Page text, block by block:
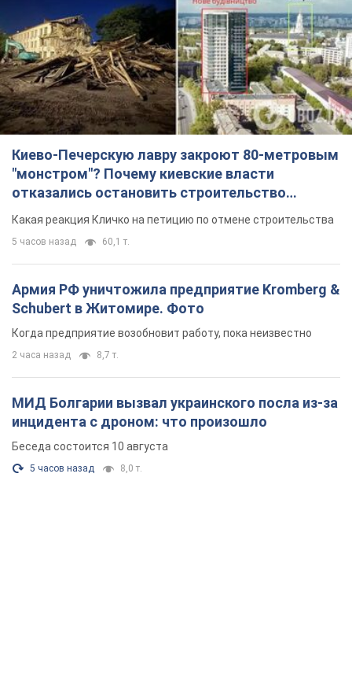
Киево-Печерскую лавру закроют 80-метровым
"монстром"? Почему киевские власти
отказались остановить строительство
небоскреба "московского верующего"
Какая реакция Кличко на петицию по отмене строительства
5 часов назад 60,1 т.
Армия РФ уничтожила предприятие Kromberg &
Schubert в Житомире. Фото
Когда предприятие возобновит работу, пока неизвестно
2 часа назад 8,7 т.
МИД Болгарии вызвал украинского посла из-за
инцидента с дроном: что произошло
Беседа состоится 10 августа
5 часов назад 8,0 т.